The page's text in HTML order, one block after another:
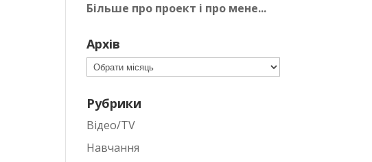
Більше про проект і про мене...
Архів
Архів
Рубрики
Відео/TV
Навчання